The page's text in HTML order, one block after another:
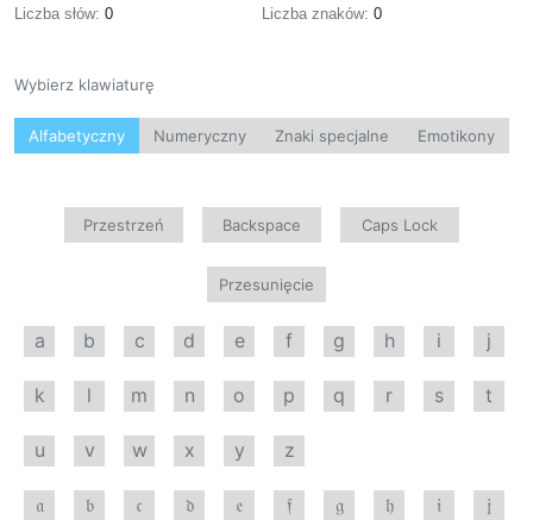
Liczba słów: 0 Liczba znaków: 0
Wybierz klawiaturę
Alfabetyczny Numeryczny Znaki specjalne Emotikony
Przestrzeń Backspace Caps Lock
Przesunięcie
a b c d e f g h i j
k l m n o p q r s t
u v w x y z
𝔞 𝔟 𝔠 𝔡 𝔢 𝔣 𝔤 𝔥 𝔦 𝔧